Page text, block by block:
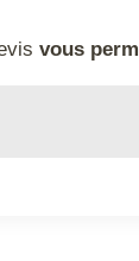
vous